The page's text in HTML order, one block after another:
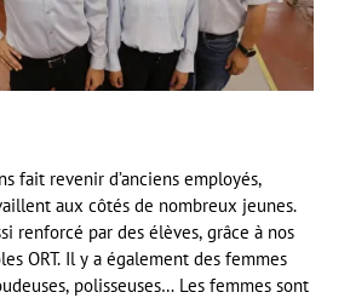
fait revenir d’anciens employés,
aux côtés de nombreux jeunes.
renforcé par des élèves, grâce à nos
ORT. Il y a également des femmes
polisseuses… Les femmes sont